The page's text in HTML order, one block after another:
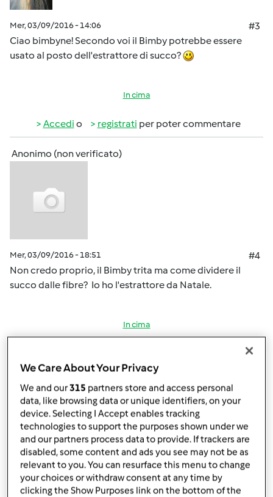
Mer, 03/09/2016 - 14:06
#3
Ciao bimbyne! Secondo voi il Bimby potrebbe essere
usato al posto dell'estrattore di succo?
In cima
Accedi o registrati per poter commentare
Anonimo (non verificato)
Mer, 03/09/2016 - 18:51
#4
Non credo proprio, il Bimby trita ma come dividere il
succo dalle fibre? Io ho l'estrattore da Natale.
In cima
Magat Iscritto : 26.03.2014
Mer, 03/09/2016 - 18:51
Credo che siano apparecchi e procedimenti totalmente
diversi ...
We Care About Your Privacy
We and our315 partners store and access personal
data, like browsing data or unique identifiers, on your
device. Selecting I Accept enables tracking
technologies to support the purposes shown under we
and our partners process data to provide. If trackers are
disabled, some content and ads you see may not be as
relevant to you. You can resurface this menu to change
your choices or withdraw consent at any time by
clicking the Show Purposes link on the bottom of the